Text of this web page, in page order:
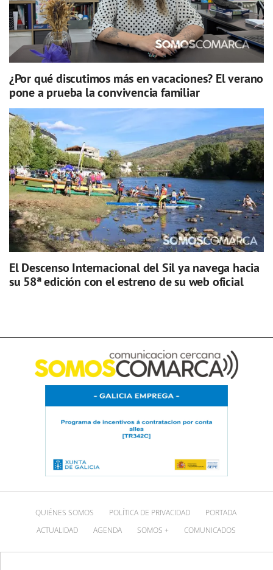
¿Por qué discutimos más en vacaciones? El verano
pone a prueba la convivencia familiar
El Descenso Internacional del Sil ya navega hacia
su 58ª edición con el estreno de su web oficial
QUIÉNES SOMOS POLÍTICA DE PRIVACIDAD
PORTADA
ACTUALIDAD
AGENDA SOMOS + COMUNICADOS